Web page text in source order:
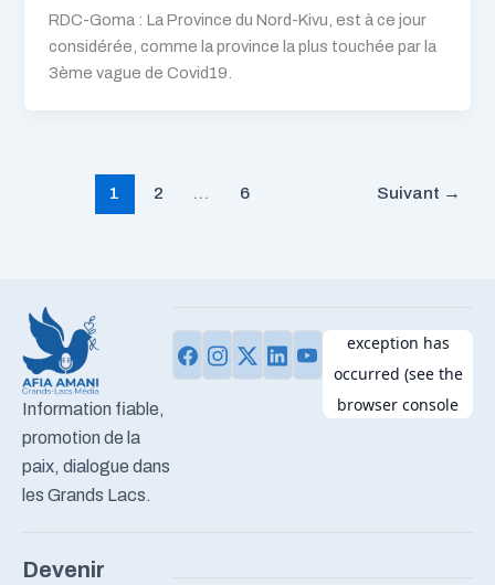
RDC-Goma : La Province du Nord-Kivu, est à ce jour
considérée, comme la province la plus touchée par la
3ème vague de Covid19.
1 2 … 6 Suivant →
Information fiable,
promotion de la
paix, dialogue dans
les Grands Lacs.
Devenir